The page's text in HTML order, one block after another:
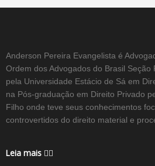
Anderson Pereira Evangelista é
Ordem dos Advogados do Brasil Seção
pela Universidade Estácio de Sá em
na Pós-graduação em Direito Privado
Filho onde teve seus conhecimentos
controvertidos do direito material e
Leia mais